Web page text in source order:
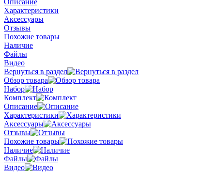
Характеристики
Аксессуары
Отзывы
Похожие товары
Наличие
Файлы
Видео
Вернуться в раздел
Обзор товара
Набор
Комплект
Описание
Характеристики
Аксессуары
Отзывы
Похожие товары
Наличие
Файлы
Видео